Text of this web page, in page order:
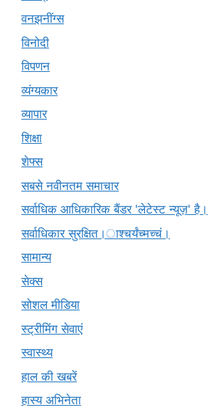
वनझनींग्स
विनोदी
विपणन
व्यंग्यकार
व्यापार
शिक्षा
शेफ्स
सबसे नवीनतम समाचार
सर्वाधिक आधिकारिक बैंडर 'लेटेस्ट न्यूज़' है।
सर्वाधिकार सुरक्षित।ाश्चर्यंच्मच्चं।
सामान्य
सेक्स
सोशल मीडिया
स्ट्रीमिंग सेवाएं
स्वास्थ्य
हाल की खबरें
हास्य अभिनेता